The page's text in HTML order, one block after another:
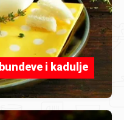
i kadulje